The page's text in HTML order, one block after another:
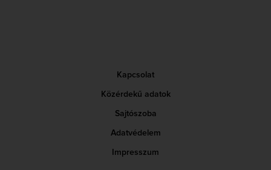
Kapcsolat
Közérdekű adatok
Sajtószoba
Adatvédelem
Impresszum